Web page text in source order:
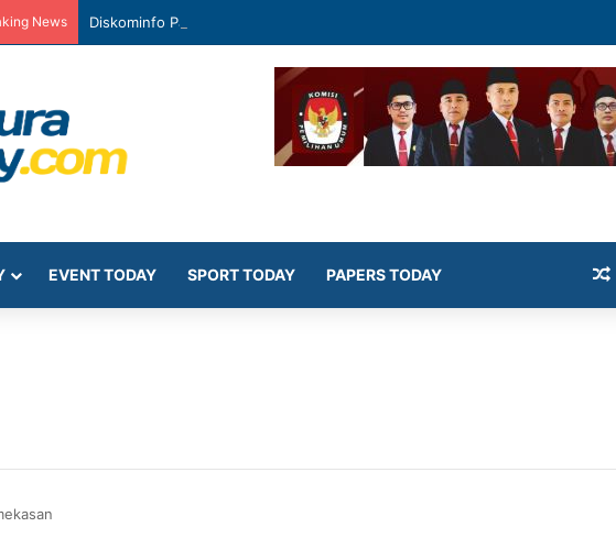
News Diskominfo Pamekasan Latih Siswa Public Speaking dan Konten Publik
EVENT TODAY SPORT TODAY PAPERS TODAY